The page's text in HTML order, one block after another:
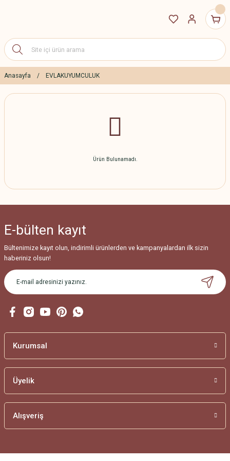
Anasayfa EVLAKUYUMCULUK
Ürün Bulunamadı.
E-bülten kayıt
Bültenimize kayıt olun, indirimli ürünlerden ve kampanyalardan ilk sizin
haberiniz olsun!
Kurumsal
Üyelik
Alışveriş